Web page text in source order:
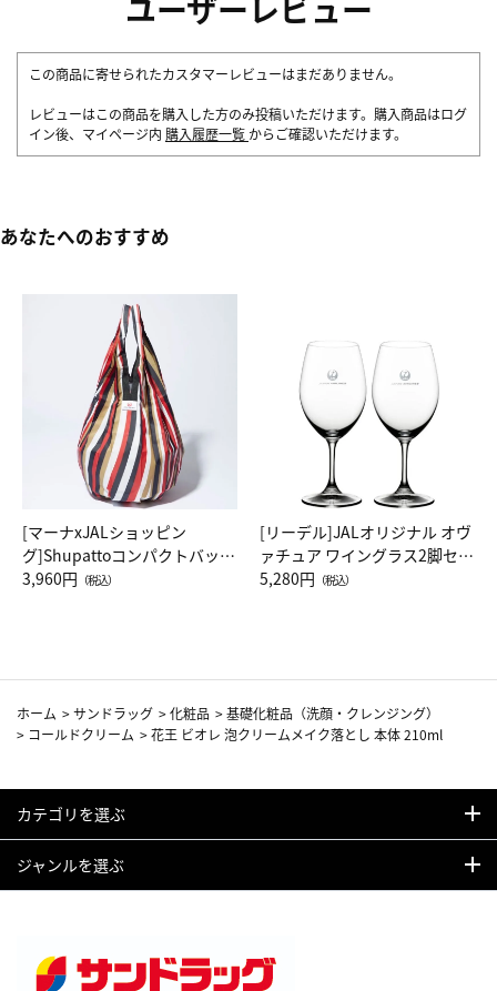
この商品に寄せられたカスタマーレビューはまだありません。
レビューはこの商品を購入した方のみ投稿いただけます。購入商品はログ
イン後、マイページ内 購入履歴一覧 からご確認いただけます。
あなたへのおすすめ
[マーナxJALショッピン
グ]Shupattoコンパクトバッグ
Drop JAL客室乗務員（LC）ス
3,960円 （税込）
[リーデル]JALオリジナル オヴ
ァチュア ワイングラス2脚セッ
ト（レッドワイン）
5,280円 （税込）
ホーム >サンドラッグ >化粧品 >基礎化粧品（洗顔・クレンジング）
> コールドクリーム >花王 ビオレ 泡クリームメイク落とし 本体 210ml
カテゴリを選ぶ
ジャンルを選ぶ